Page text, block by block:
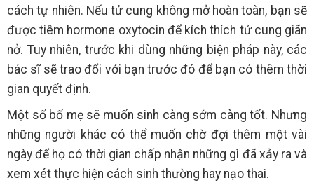
cách tự nhiên. Nếu tử cung không mở hoàn toàn, bạn sẽ
được tiêm hormone oxytocin để kích thích tử cung giãn
nở. Tuy nhiên, trước khi dùng những biện pháp này, các
bác sĩ sẽ trao đổi với bạn trước đó để bạn có thêm thời
gian quyết định.
Một số bố mẹ sẽ muốn sinh càng sớm càng tốt. Nhưng
những người khác có thể muốn chờ đợi thêm một vài
ngày để họ có thời gian chấp nhận những gì đã xảy ra và
xem xét thực hiện cách sinh thường hay nạo thai.